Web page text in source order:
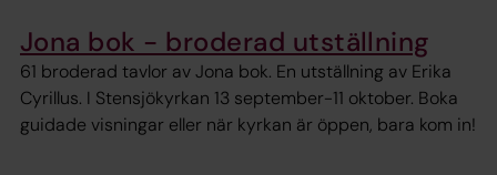
Jona bok - broderad utställning
61 broderad tavlor av Jona bok. En utställning av Erika
Cyrillus. I Stensjökyrkan 13 september-11 oktober. Boka
guidade visningar eller när kyrkan är öppen, bara kom in!